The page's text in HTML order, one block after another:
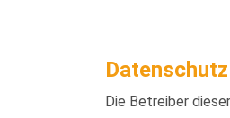
Datenschutz
Die Betreiber